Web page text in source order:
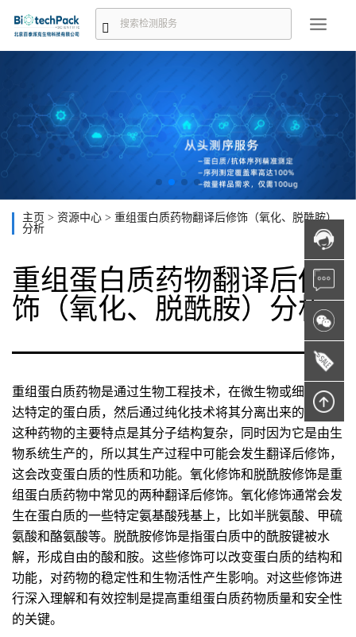
主页 > 资源中心 > 重组蛋白质药物翻译后修饰（氧化、脱酰胺）
分析
重组蛋白质药物翻译后修
饰（氧化、脱酰胺）分析
重组蛋白质药物是通过生物工程技术，在微生物或细胞中表
达特定的蛋白质，然后通过纯化技术将其分离出来的药物。
这种药物的主要特点是其分子结构复杂，同时因为它是由生
物系统生产的，所以其生产过程中可能会发生翻译后修饰，
这会改变蛋白质的性质和功能。氧化修饰和脱酰胺修饰是重
组蛋白质药物中常见的两种翻译后修饰。氧化修饰通常会发
生在蛋白质的一些特定氨基酸残基上，比如半胱氨酸、甲硫
氨酸和酪氨酸等。脱酰胺修饰是指蛋白质中的酰胺键被水
解，形成自由的酸和胺。这些修饰可以改变蛋白质的结构和
功能，对药物的稳定性和生物活性产生影响。对这些修饰进
行深入理解和有效控制是提高重组蛋白质药物质量和安全性
的关键。